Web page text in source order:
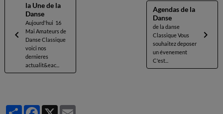
la Une de la
Danse
Aujourd'hui 16
Mai Amateurs de
Danse Classique
voici nos
dernieres
actualit&eac...
Agendas de la
Danse
de la danse
Classique Vous
souhaitez deposer
un évenement
C'est...
PartagerFacebook
X